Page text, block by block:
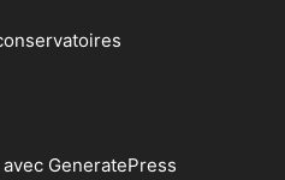
GeneratePress